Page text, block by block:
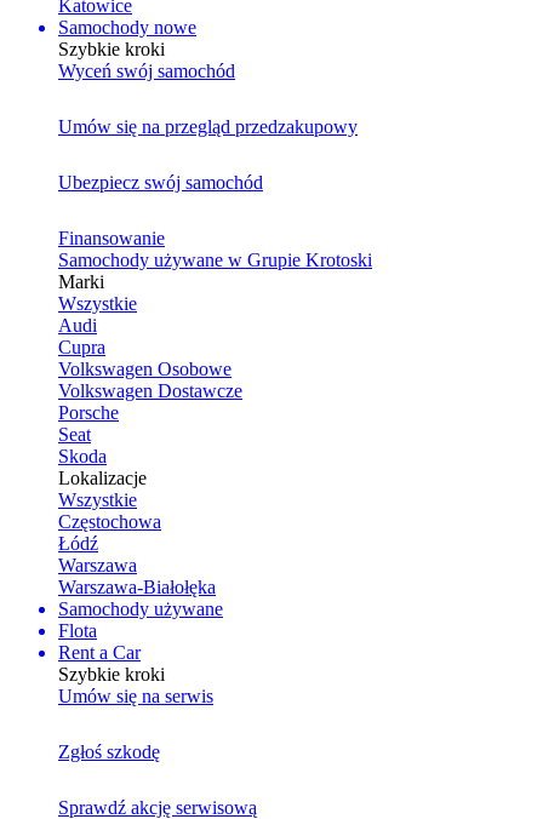
Katowice
Samochody nowe
Szybkie kroki
Wyceń swój samochód
Umów się na przegląd przedzakupowy
Ubezpiecz swój samochód
Finansowanie
Samochody używane w Grupie Krotoski
Marki
Wszystkie
Audi
Cupra
Volkswagen Osobowe
Volkswagen Dostawcze
Porsche
Seat
Skoda
Lokalizacje
Wszystkie
Częstochowa
Łódź
Warszawa
Warszawa-Białołęka
Samochody używane
Flota
Rent a Car
Szybkie kroki
Umów się na serwis
Zgłoś szkodę
Sprawdź akcję serwisową